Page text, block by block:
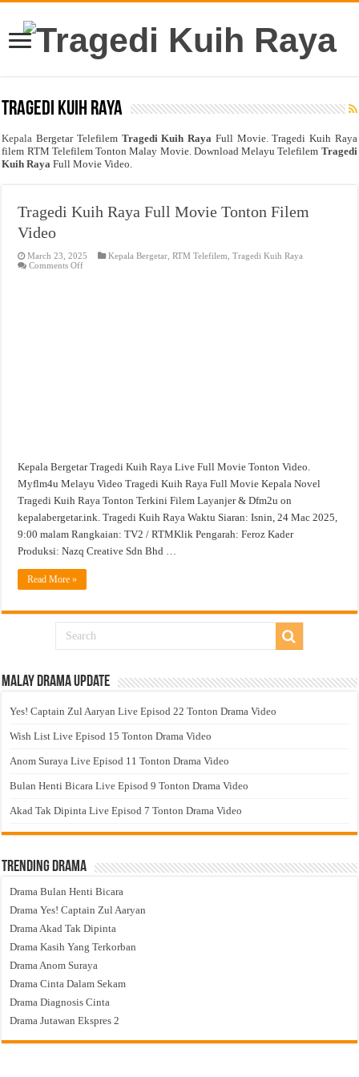
Tragedi Kuih Raya
Kepala Bergetar Telefilem Tragedi Kuih Raya Full Movie. Tragedi Kuih Raya
filem RTM Telefilem Tonton Malay Movie. Download Melayu Telefilem Tragedi
Kuih Raya Full Movie Video.
Tragedi Kuih Raya Full Movie Tonton Filem
Video
March 23, 2025 Kepala Bergetar ,RTM Telefilem ,Tragedi Kuih Raya
Comments Offon
Kepala Bergetar Tragedi Kuih Raya Live Full Movie Tonton Video.
Myflm4u Melayu Video Tragedi Kuih Raya Full Movie Kepala Novel
Tragedi Kuih Raya Tonton Terkini Filem Layanjer & Dfm2u on
kepalabergetar.ink. Tragedi Kuih Raya Waktu Siaran: Isnin, 24 Mac 2025,
9:00 malam Rangkaian: TV2 / RTMKlik Pengarah: Feroz Kader
Produksi: Nazq Creative Sdn Bhd …
Read More »
Malay Drama Update
Yes! Captain Zul Aaryan Live Episod 22 Tonton Drama Video
Wish List Live Episod 15 Tonton Drama Video
Anom Suraya Live Episod 11 Tonton Drama Video
Bulan Henti Bicara Live Episod 9 Tonton Drama Video
Akad Tak Dipinta Live Episod 7 Tonton Drama Video
Trending Drama
Drama Bulan Henti Bicara
Drama Yes! Captain Zul Aaryan
Drama Akad Tak Dipinta
Drama Kasih Yang Terkorban
Drama Anom Suraya
Drama Cinta Dalam Sekam
Drama Diagnosis Cinta
Drama Jutawan Ekspres 2